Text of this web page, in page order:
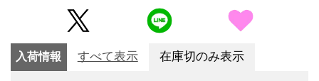
入荷情報 すべて表示 在庫切のみ表示